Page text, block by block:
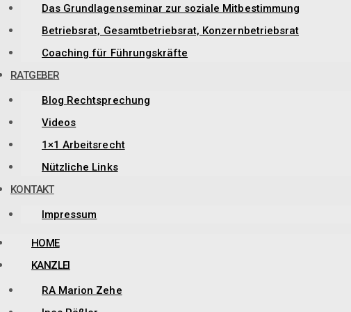
Das Grundlagenseminar zur soziale Mitbestimmung
Betriebsrat, Gesamtbetriebsrat, Konzernbetriebsrat
Coaching für Führungskräfte
RATGEBER
Blog Rechtsprechung
Videos
1×1 Arbeitsrecht
Nützliche Links
KONTAKT
Impressum
HOME
KANZLEI
RA Marion Zehe